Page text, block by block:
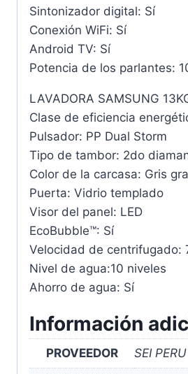
Sintonizador digital: Sí
Conexión WiFi: Sí
Android TV: Sí
Potencia de los parlantes:
LAVADORA SAMSUNG
Clase de eficiencia
Pulsador: PP Dual Storm
Tipo de tambor: 2do
Color de la carcasa: Gris
Puerta: Vidrio templado
Visor del panel: LED
EcoBubble™: Sí
Velocidad de centrifugado:
Nivel de agua:10 niveles
Ahorro de agua: Sí
Información
PROVEEDOR SEI PERU